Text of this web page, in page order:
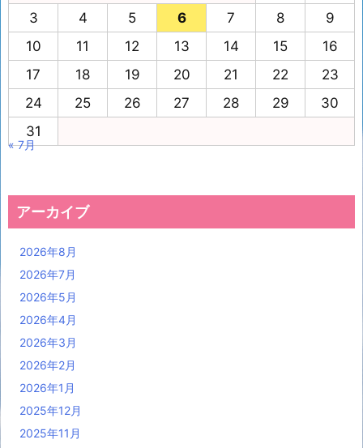
3
4 5 6 7 8
9
10
11 12 13 14 15
16
17
18 19 20 21 22
23
24
25 26 27 28 29
30
31
« 7月
アーカイブ
2026年8月
2026年7月
2026年5月
2026年4月
2026年3月
2026年2月
2026年1月
2025年12月
2025年11月